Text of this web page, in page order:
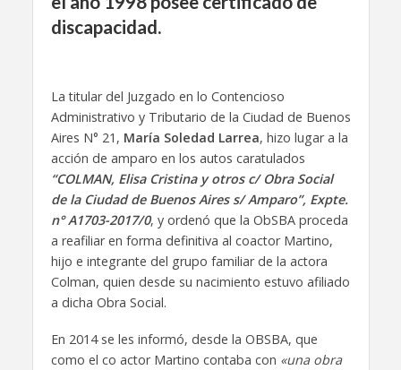
discapacidad.
La titular del Juzgado en lo Contencioso
Administrativo y Tributario de la Ciudad de Buenos
Aires N° 21, María Soledad Larrea, hizo lugar a la
acción de amparo en los autos caratulados
“COLMAN, Elisa Cristina y otros c/ Obra Social
de la Ciudad de Buenos Aires s/ Amparo”, Expte.
n° A1703-2017/0, y ordenó que la ObSBA proceda
a reafiliar en forma definitiva al coactor Martino,
hijo e integrante del grupo familiar de la actora
Colman, quien desde su nacimiento estuvo afiliado
a dicha Obra Social.
En 2014 se les informó, desde la OBSBA, que
como el co actor Martino contaba con «una obra